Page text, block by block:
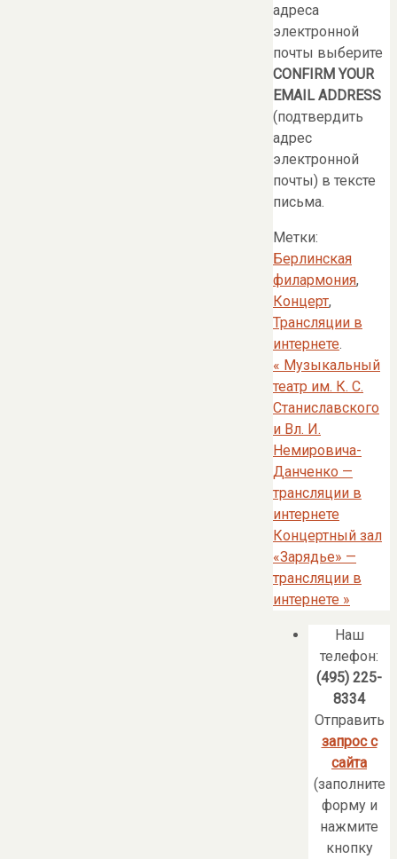
адреса
электронной
почты выберите
CONFIRM YOUR
EMAIL ADDRESS
(подтвердить
адрес
электронной
почты) в тексте
письма.
Метки:
Берлинская
филармония,
Концерт,
Трансляции в
интернете.
« Музыкальный
театр им. К. С.
Станиславского
и Вл. И.
Немировича-
Данченко —
трансляции в
интернете
Концертный зал
«Зарядье» —
трансляции в
интернете »
Наш
телефон:
(495) 225-
8334
Отправить
запрос с
сайта
(заполните
форму и
нажмите
кнопку